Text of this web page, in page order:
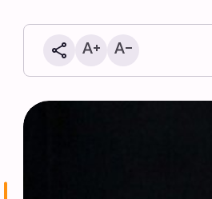
"التلغراف": الولايات المتحدة